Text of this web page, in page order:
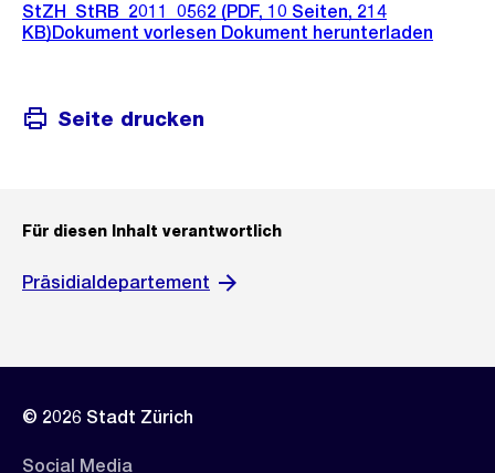
StZH_StRB_2011_0562 (PDF, 10 Seiten, 214
KB)Dokument vorlesen Dokument herunterladen
Seite drucken
Für diesen Inhalt verantwortlich
Präsidialdepartement
© 2026 Stadt Zürich
Social Media